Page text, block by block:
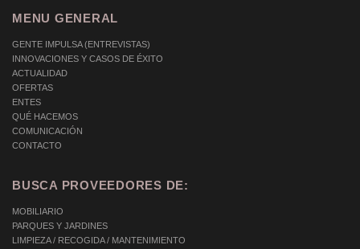
MENU GENERAL
GENTE IMPULSA (ENTREVISTAS)
INNOVACIONES Y CASOS DE ÉXITO
ACTUALIDAD
OFERTAS
ENTES
QUÉ HACEMOS
COMUNICACIÓN
CONTACTO
BUSCA PROVEEDORES DE:
MOBILIARIO
PARQUES Y JARDINES
LIMPIEZA / RECOGIDA / MANTENIMIENTO